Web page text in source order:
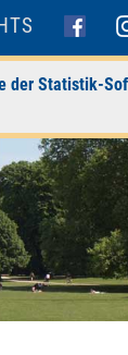
Statistik-